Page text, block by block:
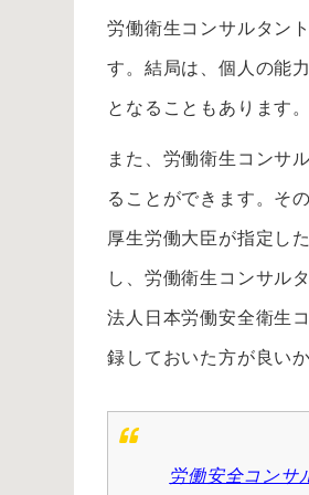
労働衛生コンサルタン
す。結局は、個人の能
となることもあります。
また、労働衛生コンサ
ることができます。そ
厚生労働大臣が指定し
し、労働衛生コンサル
法人日本労働安全衛生
録しておいた方が良い
労働安全コンサ